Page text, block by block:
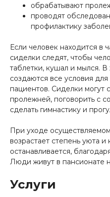
обрабатывают
проводят
профилактику
Если человек находится в
сиделки следят, чтобы
таблетки, кушал и мылся.
создаются все условия
пациентов. Сиделки могут
пролежней, поговорить с
сделать гимнастику и
При уходе
возрастает степень уюта
останавливается,
Люди живут в пансионате
Услуги